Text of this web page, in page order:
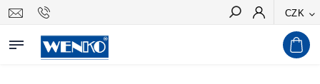
CZK
Hledat